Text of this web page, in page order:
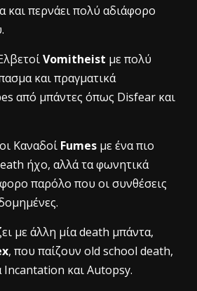
και περνάει πολύ αδιάφορο
Vomitheist με πολύ
και πραγματικά
από μπάντες όπως Disfear και
Καναδοί Fumes με ένα πιο
ήχο, αλλά τα φωνητικά
παρόλο που οι συνθέσεις
με άλλη μία death μπάντα,
, που παίζουν old school death,
Incantation και Autopsy.